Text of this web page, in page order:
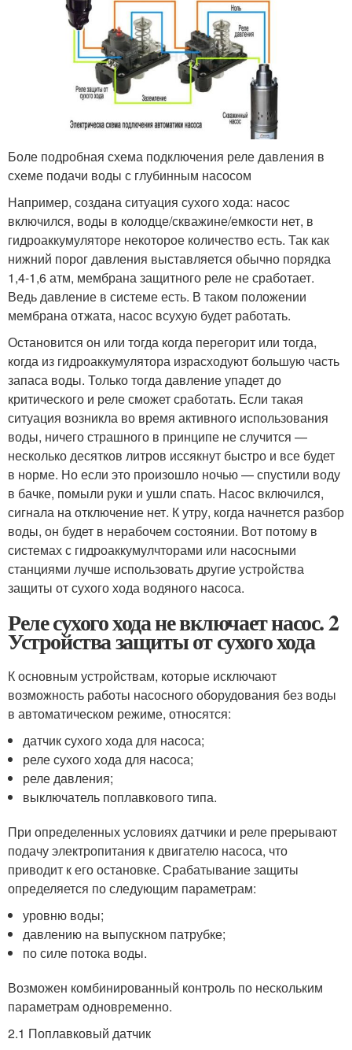
Боле подробная схема подключения реле давления в
схеме подачи воды с глубинным насосом
Например, создана ситуация сухого хода: насос
включился, воды в колодце/скважине/емкости нет, в
гидроаккумуляторе некоторое количество есть. Так как
нижний порог давления выставляется обычно порядка
1,4-1,6 атм, мембрана защитного реле не сработает.
Ведь давление в системе есть. В таком положении
мембрана отжата, насос всухую будет работать.
Остановится он или тогда когда перегорит или тогда,
когда из гидроаккумулятора израсходуют большую часть
запаса воды. Только тогда давление упадет до
критического и реле сможет сработать. Если такая
ситуация возникла во время активного использования
воды, ничего страшного в принципе не случится —
несколько десятков литров иссякнут быстро и все будет
в норме. Но если это произошло ночью — спустили воду
в бачке, помыли руки и ушли спать. Насос включился,
сигнала на отключение нет. К утру, когда начнется разбор
воды, он будет в нерабочем состоянии. Вот потому в
системах с гидроаккумулчторами или насосными
станциями лучше использовать другие устройства
защиты от сухого хода водяного насоса.
Реле сухого хода не включает насос. 2
Устройства защиты от сухого хода
К основным устройствам, которые исключают
возможность работы насосного оборудования без воды
в автоматическом режиме, относятся:
датчик сухого хода для насоса;
реле сухого хода для насоса;
реле давления;
выключатель поплавкового типа.
При определенных условиях датчики и реле прерывают
подачу электропитания к двигателю насоса, что
приводит к его остановке. Срабатывание защиты
определяется по следующим параметрам:
уровню воды;
давлению на выпускном патрубке;
по силе потока воды.
Возможен комбинированный контроль по нескольким
параметрам одновременно.
2.1 Поплавковый датчик